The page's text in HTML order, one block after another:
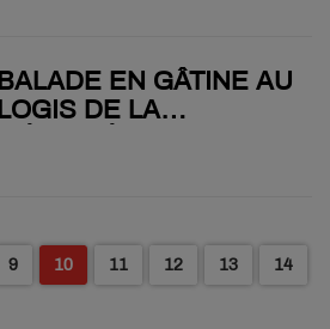
BALADE EN GÂTINE AU
LOGIS DE LA
9 10 11 12 13 14